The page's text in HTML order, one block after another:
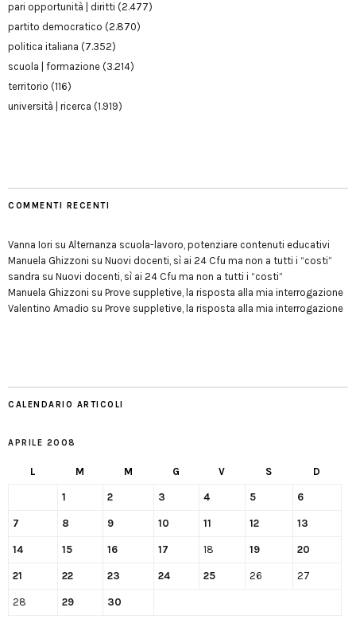
pari opportunità | diritti (2.477)
partito democratico (2.870)
politica italiana (7.352)
scuola | formazione (3.214)
territorio (116)
università | ricerca (1.919)
COMMENTI RECENTI
Vanna Iori su Alternanza scuola-lavoro, potenziare contenuti educativi
Manuela Ghizzoni su Nuovi docenti, sì ai 24 Cfu ma non a tutti i “costi”
sandra su Nuovi docenti, sì ai 24 Cfu ma non a tutti i “costi”
Manuela Ghizzoni su Prove suppletive, la risposta alla mia interrogazione
Valentino Amadio su Prove suppletive, la risposta alla mia interrogazione
CALENDARIO ARTICOLI
APRILE 2008
L M M G V S D
1 2 3 4 5 6
7 8 9 10 11 12 13
14 15 16 17 18 19 20
21 22 23 24 25 26 27
28 29 30